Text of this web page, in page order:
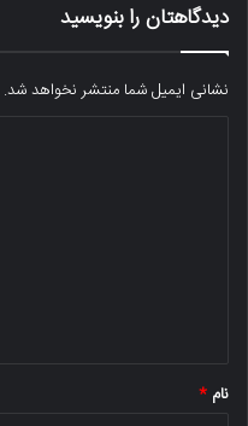
دیدگاهتان را بنویسید
نشانی ایمیل شما منتشر نخواهد شد.
نام *